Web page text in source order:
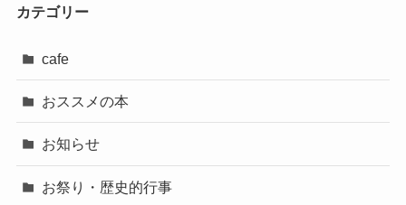
カテゴリー
cafe
おススメの本
お知らせ
お祭り・歴史的行事